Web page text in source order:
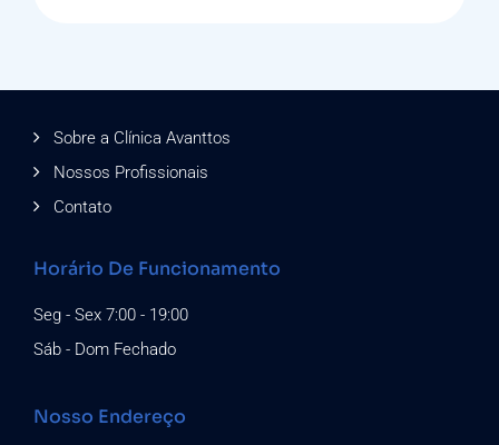
Sobre a Clínica Avanttos
Nossos Profissionais
Contato
Horário De Funcionamento
Seg - Sex 7:00 - 19:00
Sáb - Dom Fechado
Nosso Endereço